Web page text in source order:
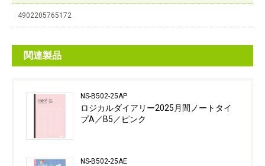
4902205765172
関連製品
NS-B502-25AP
ロジカルダイアリー2025月間ノートタイ
プA／B5／ピンク
NS-B502-25AE